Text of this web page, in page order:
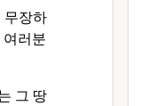
무장하
러분
그 땅